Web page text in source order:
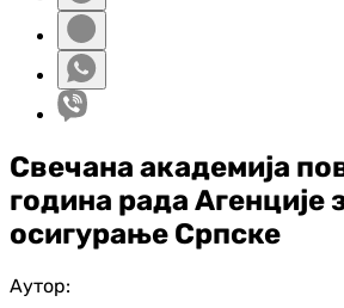
Свечана академија
година рада Агенције
осигурање Српске
Аутор: